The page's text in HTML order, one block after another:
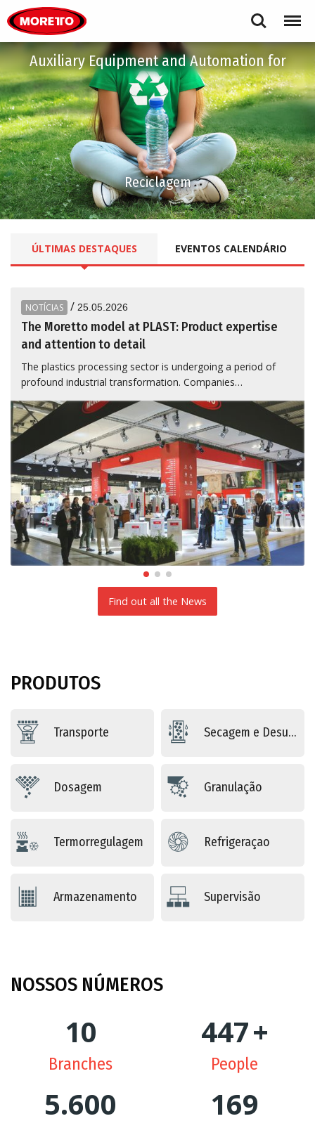
Search Menu
Auxiliary Equipment and Automation for
Reciclagem
ÚLTIMAS DESTAQUES EVENTOS CALENDÁRIO
NOTÍCIAS / 25.05.2026
The Moretto model at PLAST: Product expertise
and attention to detail
The plastics processing sector is undergoing a period of
profound industrial transformation. Companies…
Find out all the News
PRODUTOS
Transporte Secagem e Desumidificação
Dosagem Granulação
Termorregulagem Refrigeraçao
Armazenamento Supervisão
NOSSOS NÚMEROS
10
Branches
449+
People
5.629 170